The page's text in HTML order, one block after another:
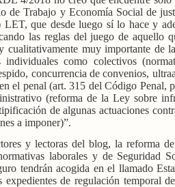
de Trabajo y Economía Social de
que desde luego sí lo hace y
las reglas del juego de aquello
cualitativamente muy importante de
como colectivos
concurrencia de convenios,
el penal (art. 315 del Código Penal,
(reforma de la Ley sobre
de algunas actuaciones
a imponer)”.
y lectoras del blog, la reforma
laborales y de Seguridad
tendrán acogida en el llamado
de regulación temporal